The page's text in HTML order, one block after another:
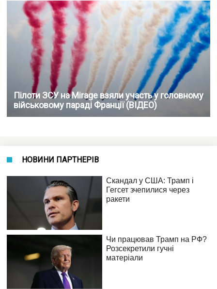
Пілоти ЗСУ на Mirage взяли участь у головному
військовому параді Франції (ВІДЕО)
НОВИНИ ПАРТНЕРІВ